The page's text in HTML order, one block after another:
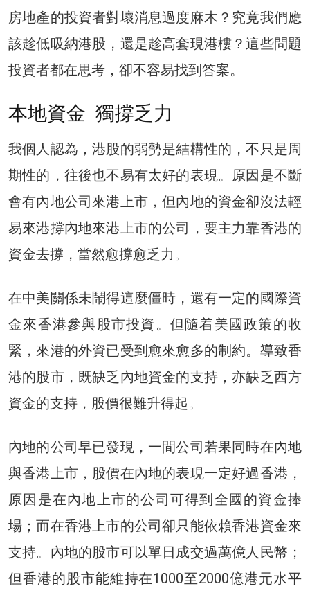
房地產的投資者對壞消息過度麻木？究竟我們應
該趁低吸納港股，還是趁高套現港樓？這些問題
投資者都在思考，卻不容易找到答案。
本地資金 獨撐乏力
我個人認為，港股的弱勢是結構性的，不只是周
期性的，往後也不易有太好的表現。原因是不斷
會有內地公司來港上市，但內地的資金卻沒法輕
易來港撐內地來港上市的公司，要主力靠香港的
資金去撐，當然愈撐愈乏力。
在中美關係未鬧得這麼僵時，還有一定的國際資
金來香港參與股市投資。但隨着美國政策的收
緊，來港的外資已受到愈來愈多的制約。導致香
港的股市，既缺乏內地資金的支持，亦缺乏西方
資金的支持，股價很難升得起。
內地的公司早已發現，一間公司若果同時在內地
與香港上市，股價在內地的表現一定好過香港，
原因是在內地上市的公司可得到全國的資金捧
場；而在香港上市的公司卻只能依賴香港資金來
支持。內地的股市可以單日成交過萬億人民幣；
但香港的股市能維持在1000至2000億港元水平